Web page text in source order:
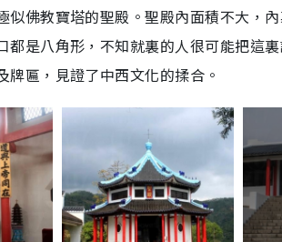
佛教寶塔的聖殿。聖殿內面積不大，內
是八角形，不知就裏的人很可能把這
匾，見證了中西文化的揉合。